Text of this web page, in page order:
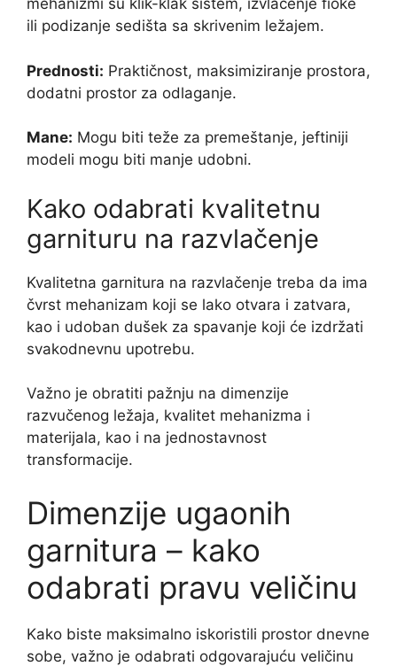
mehanizmi su klik-klak sistem, izvlačenje fioke
ili podizanje sedišta sa skrivenim ležajem.
Prednosti: Praktičnost, maksimiziranje prostora,
dodatni prostor za odlaganje.
Mane: Mogu biti teže za premeštanje, jeftiniji
modeli mogu biti manje udobni.
Kako odabrati kvalitetnu
garnituru na razvlačenje
Kvalitetna garnitura na razvlačenje treba da ima
čvrst mehanizam koji se lako otvara i zatvara,
kao i udoban dušek za spavanje koji će izdržati
svakodnevnu upotrebu.
Važno je obratiti pažnju na dimenzije
razvučenog ležaja, kvalitet mehanizma i
materijala, kao i na jednostavnost
transformacije.
Dimenzije ugaonih
garnitura – kako
odabrati pravu veličinu
Kako biste maksimalno iskoristili prostor dnevne
sobe, važno je odabrati odgovarajuću veličinu